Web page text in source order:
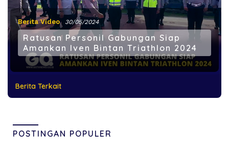
Berita Video 30/05/2024
Ratusan Personil Gabungan Siap
Amankan Iven Bintan Triathlon 2024
Berita Terkait
POSTINGAN POPULER